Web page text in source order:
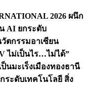
2026 ผนึก
AI ยกระดับ
ตกรรมอาเซียน
ไม่เป็นไร…ไม่ได้”
นมะเร็งเมืองทองธานี
ระดับเทคโนโลยี สิ่ง